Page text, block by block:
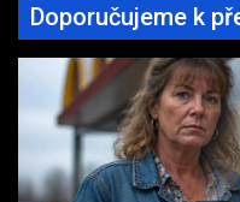
Doporučujeme k